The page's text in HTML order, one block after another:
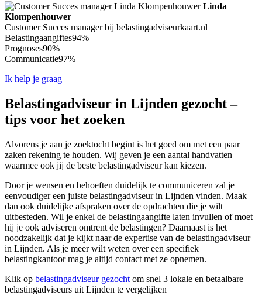
Linda
Klompenhouwer
Customer Succes manager bij belastingadviseurkaart.nl
Belastingaangiftes94%
Prognoses90%
Communicatie97%
Ik help je graag
Belastingadviseur in Lijnden gezocht –
tips voor het zoeken
Alvorens je aan je zoektocht begint is het goed om met een paar
zaken rekening te houden. Wij geven je een aantal handvatten
waarmee ook jij de beste belastingadviseur kan kiezen.
Door je wensen en behoeften duidelijk te communiceren zal je
eenvoudiger een juiste belastingadviseur in Lijnden vinden. Maak
dan ook duidelijke afspraken over de opdrachten die je wilt
uitbesteden. Wil je enkel de belastingaangifte laten invullen of moet
hij je ook adviseren omtrent de belastingen? Daarnaast is het
noodzakelijk dat je kijkt naar de expertise van de belastingadviseur
in Lijnden. Als je meer wilt weten over een specifiek
belastingkantoor mag je altijd contact met ze opnemen.
Klik op belastingadviseur gezocht om snel 3 lokale en betaalbare
belastingadviseurs uit Lijnden te vergelijken